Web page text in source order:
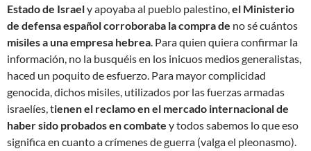
Estado de Israely apoyaba al pueblo palestino,el Ministerio
de defensa español corroboraba la compra de no sé cuántos
misiles a una empresa hebrea. Para quien quiera confirmar la
información, no la busquéis en los inicuos medios generalistas,
haced un poquito de esfuerzo. Para mayor complicidad
genocida, dichos misiles, utilizados por las fuerzas armadas
israelíes, tienen el reclamo en el mercado internacional de
haber sido probados en combate y todos sabemos lo que eso
significa en cuanto a crímenes de guerra (valga el pleonasmo).